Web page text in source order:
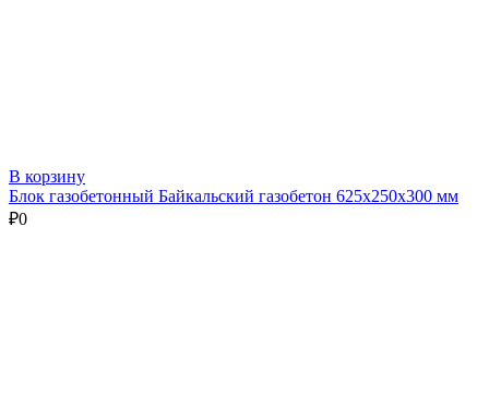
В корзину
Блок газобетонный Байкальский газобетон 625х250х300 мм
₽0